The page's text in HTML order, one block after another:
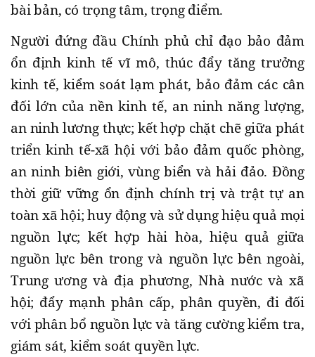
bài bản, có trọng tâm, trọng điểm.
Người đứng đầu Chính phủ chỉ đạo bảo đảm
ổn định kinh tế vĩ mô, thúc đẩy tăng trưởng
kinh tế, kiểm soát lạm phát, bảo đảm các cân
đối lớn của nền kinh tế, an ninh năng lượng,
an ninh lương thực; kết hợp chặt chẽ giữa phát
triển kinh tế-xã hội với bảo đảm quốc phòng,
an ninh biên giới, vùng biển và hải đảo. Đồng
thời giữ vững ổn định chính trị và trật tự an
toàn xã hội; huy động và sử dụng hiệu quả mọi
nguồn lực; kết hợp hài hòa, hiệu quả giữa
nguồn lực bên trong và nguồn lực bên ngoài,
Trung ương và địa phương, Nhà nước và xã
hội; đẩy mạnh phân cấp, phân quyền, đi đối
với phân bổ nguồn lực và tăng cường kiểm tra,
giám sát, kiểm soát quyền lực.